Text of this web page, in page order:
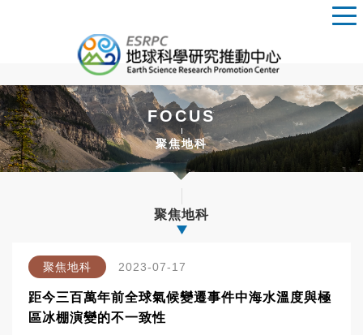
FOCUS
聚焦地科
聚焦地科
聚焦地科 2023-07-17
距今三百萬年前全球氣候變遷事件中海水溫度與極
區冰棚演變的不一致性